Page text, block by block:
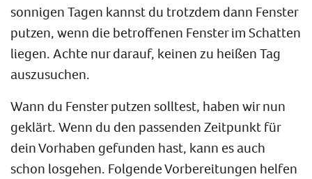
sonnigen Tagen kannst du trotzdem dann Fenster
putzen, wenn die betroffenen Fenster im Schatten
liegen. Achte nur darauf, keinen zu heißen Tag
auszusuchen.
Wann du Fenster putzen solltest, haben wir nun
geklärt. Wenn du den passenden Zeitpunkt für
dein Vorhaben gefunden hast, kann es auch
schon losgehen. Folgende Vorbereitungen helfen